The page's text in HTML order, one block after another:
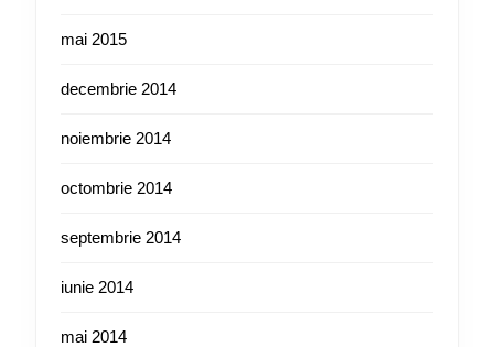
mai 2015
decembrie 2014
noiembrie 2014
octombrie 2014
septembrie 2014
iunie 2014
mai 2014